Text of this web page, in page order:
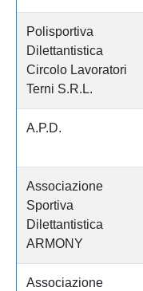
Polisportiva
Dilettantistica
Circolo Lavoratori
Terni S.R.L.
A.P.D.
Associazione
Sportiva
Dilettantistica
ARMONY
Associazione